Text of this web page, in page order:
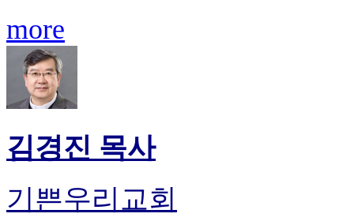
more
김경진 목사
기쁜우리교회